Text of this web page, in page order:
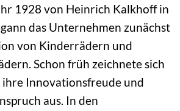
1928 von Heinrich Kalkhoff in
das Unternehmen zunächst
von Kinderrädern und
Schon früh zeichnete sich
Innovationsfreude und
aus. In den